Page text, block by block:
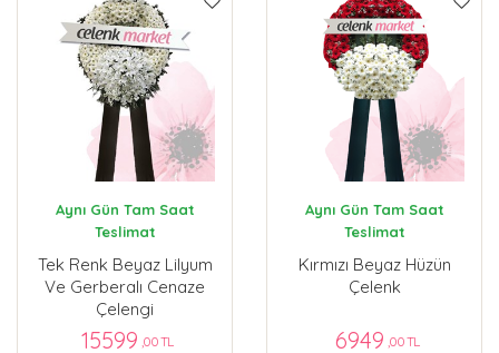
Aynı Gün Tam Saat
Teslimat
Tek Renk Beyaz Lilyum
Ve Gerberalı Cenaze
Çelengi
15599 ,00 TL
Aynı Gün Tam Saat
Teslimat
Kırmızı Beyaz Hüzün
Çelenk
6949 ,00 TL